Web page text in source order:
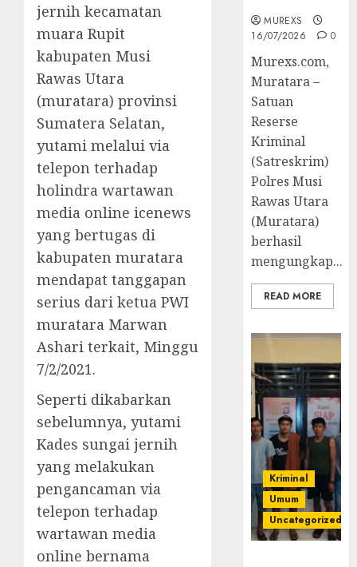
jernih kecamatan
muara Rupit
kabupaten Musi
Rawas Utara
(muratara) provinsi
Sumatera Selatan,
yutami melalui via
telepon terhadap
holindra wartawan
media online icenews
yang bertugas di
kabupaten muratara
mendapat tanggapan
serius dari ketua PWI
muratara Marwan
Ashari terkait, Minggu
7/2/2021.
Seperti dikabarkan
sebelumnya, yutami
Kades sungai jernih
yang melakukan
pengancaman via
telepon terhadap
wartawan media
online bernama
MUREXS
16/07/2026
0
Murexs.com,
Muratara –
Satuan
Reserse
Kriminal
(Satreskrim)
Polres Musi
Rawas Utara
(Muratara)
berhasil
mengungkap...
READ MORE
Kriminal
Umum
Uncategorized